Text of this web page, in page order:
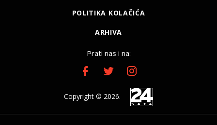
POLITIKA KOLAČIĆA
ARHIVA
Prati nas i na:
Copyright © 2026.